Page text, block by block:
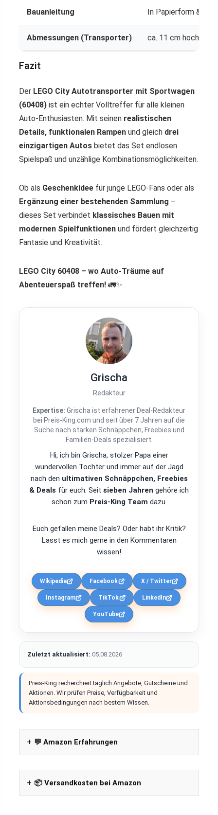
Bauanleitung In Papierform &
Abmessungen (Transporter) ca. 11 cm hoch, 40
Fazit
Der LEGO City Autotransporter mit Sportwagen
(60408) ist ein echter Volltreffer für alle kleinen
Auto-Enthusiasten. Mit seinen realistischen
Details, funktionalen Rampen und gleich drei
einzigartigen Autos bietet das Set endlosen
Spielspaß und unzählige Kombinationsmöglichkeiten.
Ob als Geschenkidee für junge LEGO-Fans oder als
Ergänzung einer bestehenden Sammlung –
dieses Set verbindet klassisches Bauen mit
modernen Spielfunktionen und fördert gleichzeitig
Fantasie und Kreativität.
LEGO City 60408 – wo Auto-Träume auf
Abenteuerspaß treffen! 🚛✨
Grischa
Redakteur
Expertise: Grischa ist erfahrener Deal-Redakteur
bei Preis-King.com und seit über 7 Jahren auf die
Suche nach starken Schnäppchen, Freebies und
Familien-Deals spezialisiert.
Hi, ich bin Grischa, stolzer Papa einer
wundervollen Tochter und immer auf der Jagd
nach den ultimativen Schnäppchen, Freebies
& Deals für euch. Seit sieben Jahren gehöre ich
schon zum Preis-King Team dazu.
Euch gefallen meine Deals? Oder habt ihr Kritik?
Lasst es mich gerne in den Kommentaren
wissen!
Wikipedia Facebook X / Twitter
Instagram TikTok LinkedIn
YouTube
Zuletzt aktualisiert: 05.08.2026
Preis-King recherchiert täglich Angebote, Gutscheine und
Aktionen. Wir prüfen Preise, Verfügbarkeit und
Aktionsbedingungen nach bestem Wissen.
💬 Amazon Erfahrungen
📦 Versandkosten bei Amazon